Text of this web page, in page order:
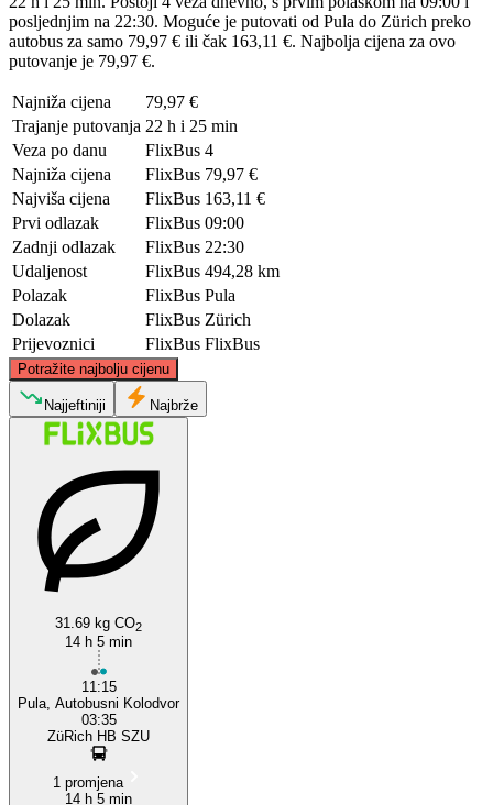
posljednjim na 22:30. Moguće je putovati od Pula do Zürich preko
autobus za samo 79,97 € ili čak 163,11 €. Najbolja cijena za ovo
putovanje je 79,97 €.
Najniža cijena
79,97 €
Trajanje putovanja 22 h i 25 min
Veza po danu
FlixBus 4
Najniža cijena
FlixBus 79,97 €
Najviša cijena
FlixBus 163,11 €
Prvi odlazak
FlixBus 09:00
Zadnji odlazak
FlixBus 22:30
Udaljenost
FlixBus 494,28 km
Polazak
FlixBus Pula
Dolazak
FlixBus Zürich
Prijevoznici
FlixBus FlixBus
Potražite najbolju cijenu
Zurich
©
Najjeftiniji Najbrže
31.69 kg CO2
14 h 5 min
11:15
Pula, Autobusni Kolodvor
03:35
ZüRich HB SZU
1 promjena
14 h 5 min